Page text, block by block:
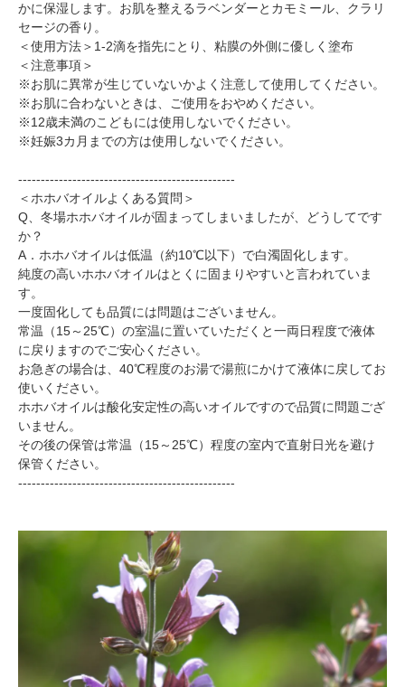
かに保湿します。お肌を整えるラベンダーとカモミール、クラリ
セージの香り。
＜使用方法＞1-2滴を指先にとり、粘膜の外側に優しく塗布
＜注意事項＞
※お肌に異常が生じていないかよく注意して使用してください。
※お肌に合わないときは、ご使用をおやめください。
※12歳未満のこどもには使用しないでください。
※妊娠3カ月までの方は使用しないでください。
------------------------------------------------
＜ホホバオイルよくある質問＞
Q、冬場ホホバオイルが固まってしまいましたが、どうしてです
か？
A．ホホバオイルは低温（約10℃以下）で白濁固化します。
純度の高いホホバオイルはとくに固まりやすいと言われていま
す。
一度固化しても品質には問題はございません。
常温（15～25℃）の室温に置いていただくと一両日程度で液体
に戻りますのでご安心ください。
お急ぎの場合は、40℃程度のお湯で湯煎にかけて液体に戻してお
使いください。
ホホバオイルは酸化安定性の高いオイルですので品質に問題ござ
いません。
その後の保管は常温（15～25℃）程度の室内で直射日光を避け
保管ください。
------------------------------------------------